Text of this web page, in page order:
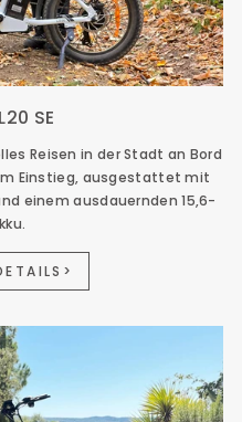
SE
Reisen in der Stadt an Bord
Einstieg, ausgestattet mit
einem ausdauernden 15,6-